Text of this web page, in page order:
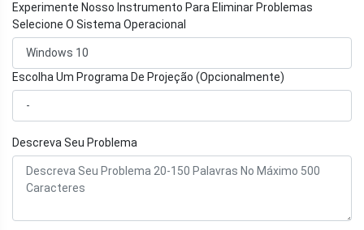
Experimente Nosso Instrumento Para Eliminar Problemas
Selecione O Sistema Operacional
Escolha Um Programa De Projeção (Opcionalmente)
Descreva Seu Problema